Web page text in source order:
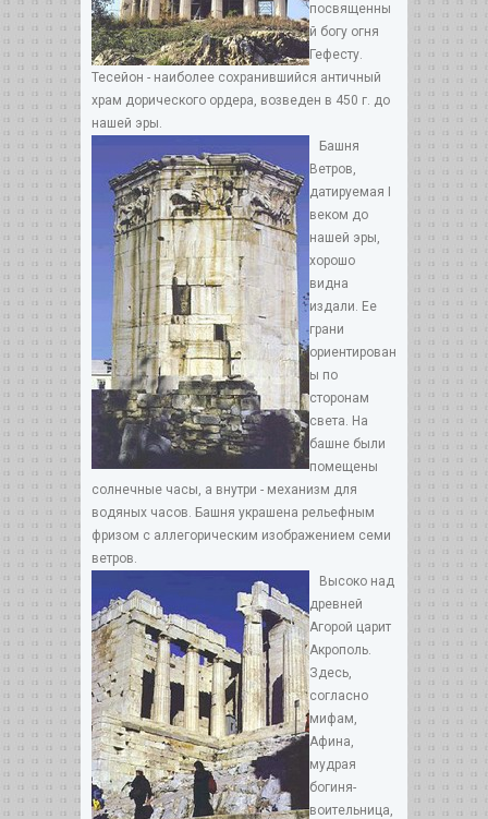
посвященны
й богу огня
Гефесту.
Тесейон - наиболее сохранившийся античный
храм дорического ордера, возведен в 450 г. до
нашей эры.
Башня
Ветров,
датируемая I
веком до
нашей эры,
хорошо
видна
издали. Ее
грани
ориентирован
ы по
сторонам
света. На
башне были
помещены
солнечные часы, а внутри - механизм для
водяных часов. Башня украшена рельефным
фризом с аллегорическим изображением семи
ветров.
Высоко над
древней
Агорой царит
Акрополь.
Здесь,
согласно
мифам,
Афина,
мудрая
богиня-
воительница,